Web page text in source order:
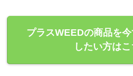
プラスWEEDの商品を
したい方はこ